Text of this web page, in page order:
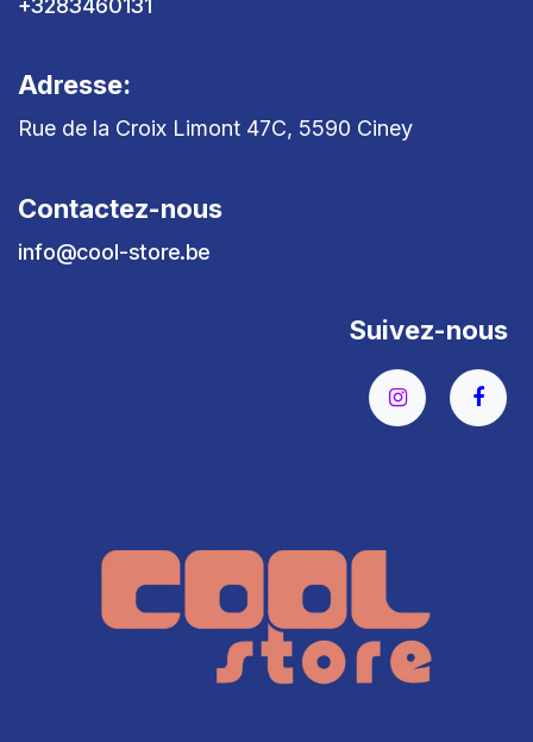
+3283460131
Adresse:
Rue de la Croix Limont 47C, 5590 Ciney
Contactez-nous
info@cool-store.be
Suivez-nous